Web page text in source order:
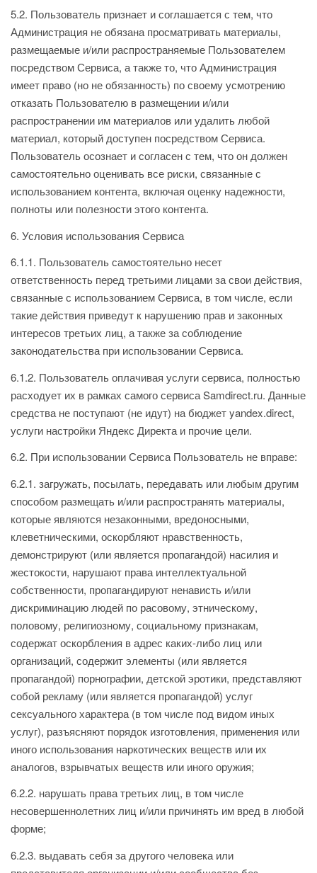
5.2. Пользователь признает и соглашается с тем, что
Администрация не обязана просматривать материалы,
размещаемые и/или распространяемые Пользователем
посредством Сервиса, а также то, что Администрация
имеет право (но не обязанность) по своему усмотрению
отказать Пользователю в размещении и/или
распространении им материалов или удалить любой
материал, который доступен посредством Сервиса.
Пользователь осознает и согласен с тем, что он должен
самостоятельно оценивать все риски, связанные с
использованием контента, включая оценку надежности,
полноты или полезности этого контента.
6. Условия использования Сервиса
6.1.1. Пользователь самостоятельно несет
ответственность перед третьими лицами за свои действия,
связанные с использованием Сервиса, в том числе, если
такие действия приведут к нарушению прав и законных
интересов третьих лиц, а также за соблюдение
законодательства при использовании Сервиса.
6.1.2. Пользователь оплачивая услуги сервиса, полностью
расходует их в рамках самого сервиса Samdirect.ru. Данные
средства не поступают (не идут) на бюджет yandex.direct,
услуги настройки Яндекс Директа и прочие цели.
6.2. При использовании Сервиса Пользователь не вправе:
6.2.1. загружать, посылать, передавать или любым другим
способом размещать и/или распространять материалы,
которые являются незаконными, вредоносными,
клеветническими, оскорбляют нравственность,
демонстрируют (или является пропагандой) насилия и
жестокости, нарушают права интеллектуальной
собственности, пропагандируют ненависть и/или
дискриминацию людей по расовому, этническому,
половому, религиозному, социальному признакам,
содержат оскорбления в адрес каких-либо лиц или
организаций, содержит элементы (или является
пропагандой) порнографии, детской эротики, представляют
собой рекламу (или является пропагандой) услуг
сексуального характера (в том числе под видом иных
услуг), разъясняют порядок изготовления, применения или
иного использования наркотических веществ или их
аналогов, взрывчатых веществ или иного оружия;
6.2.2. нарушать права третьих лиц, в том числе
несовершеннолетних лиц и/или причинять им вред в любой
форме;
6.2.3. выдавать себя за другого человека или